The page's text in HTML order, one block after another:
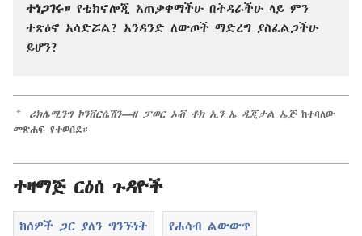
ተነጋገሩ። የቴክኖሎጂ አጠቃቀማችሁ በትዳራችሁ ላይ ምን
ተጽዕኖ አሳድሯል? አንዳንድ ለውጦች ማድረግ ያስፈልጋችሁ
ይሆን?
a ሪክሌሚንግ ኮንቨርሴሽን—ዘ ፓወር ኦቭ ቶክ ኢን ኤ ዲጂታል ኤጅከተባለው
መጽሐፍ የተወሰደ።
ተዛማጅ ርዕሰ ጉዳዮች
ከሰዎች ጋር ያለን ግንኙነት የሐሳብ ልውውጥ